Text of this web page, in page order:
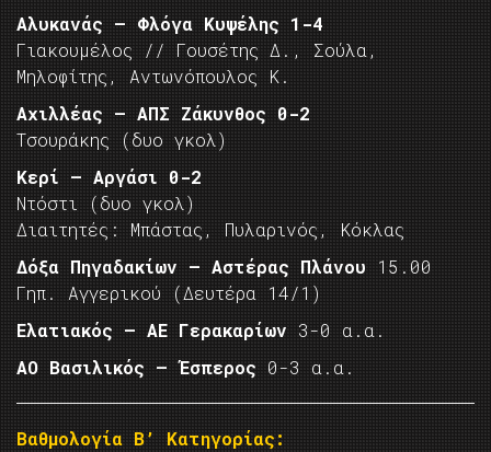
Αλυκανάς – Φλόγα Κυψέλης 1-4
Γιακουμέλος // Γουσέτης Δ., Σούλα,
Μηλοφίτης, Αντωνόπουλος Κ.
Αχιλλέας – ΑΠΣ Ζάκυνθος 0-2
Τσουράκης (δυο γκολ)
Κερί – Αργάσι 0-2
Ντόστι (δυο γκολ)
Διαιτητές: Μπάστας, Πυλαρινός, Κόκλας
Δόξα Πηγαδακίων – Αστέρας Πλάνου 15.00
Γηπ. Αγγερικού (Δευτέρα 14/1)
Ελατιακός – ΑΕ Γερακαρίων 3-0 α.α.
ΑΟ Βασιλικός – Έσπερος 0-3 α.α.
Βαθμολογία Β’ Κατηγορίας: